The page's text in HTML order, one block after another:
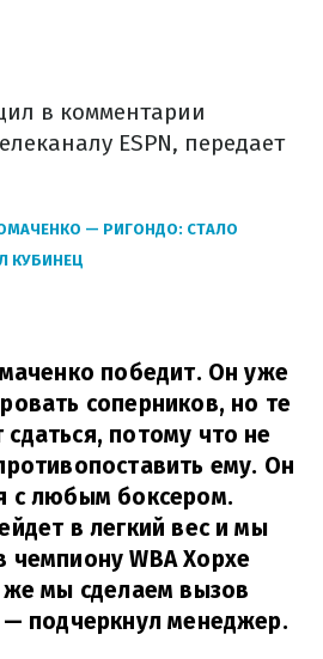
в комментарии
ESPN, передает
— РИГОНДО: СТАЛО
КУБИНЕЦ
победит. Он уже
соперников, но те
потому что не
ему. Он
с любым боксером.
в легкий вес и мы
чемпиону WBA Хорхе
же мы сделаем вызов
— подчеркнул менеджер.